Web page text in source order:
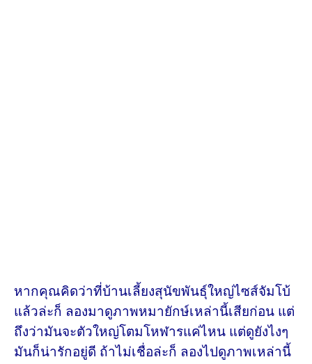
หากคุณคิดว่าที่บ้านเลี้ยงสุนัขพันธุ์ใหญ่ไซส์จัมโบ้
แล้วล่ะก็ ลองมาดูภาพหมายักษ์เหล่านี้เสียก่อน แต่
ถึงว่ามันจะตัวใหญ่โตมโหฬารแค่ไหน แต่ดูยังไงๆ
มันก็น่ารักอยู่ดี ถ้าไม่เชื่อล่ะก็ ลองไปดูภาพเหล่านี้